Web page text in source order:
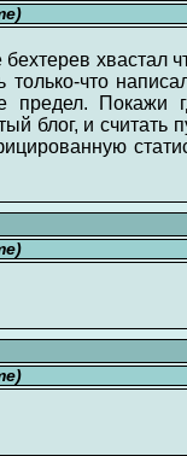
хвастал
только-что
Покажи
блог, и